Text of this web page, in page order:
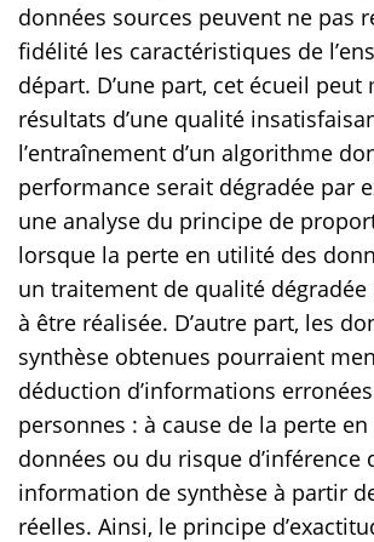
données sources peuvent ne pas
fidélité les caractéristiques de
départ. D’une part, cet écueil peut
résultats d’une qualité
l’entraînement d’un algorithme
performance serait dégradée par
une analyse du principe de
lorsque la perte en utilité des
un traitement de qualité
à être réalisée. D’autre part, les
synthèse obtenues pourraient
déduction d’informations
personnes : à cause de la perte
données ou du risque d’inférence
information de synthèse à partir
réelles. Ainsi, le principe